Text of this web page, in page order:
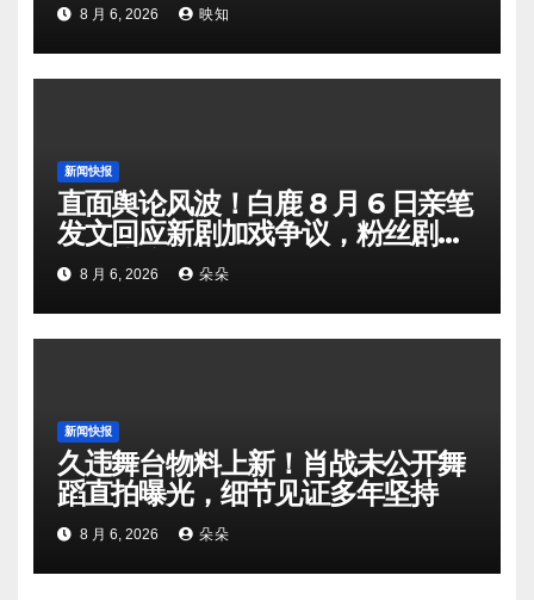
8 月 6, 2026 映知
新闻快报
直面舆论风波！白鹿 8 月 6 日亲笔
发文回应新剧加戏争议，粉丝剧组
矛盾暗流涌动
8 月 6, 2026 朵朵
新闻快报
久违舞台物料上新！肖战未公开舞
蹈直拍曝光，细节见证多年坚持
8 月 6, 2026 朵朵